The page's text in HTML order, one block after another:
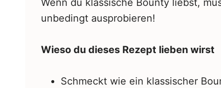
unbedingt ausprobieren!
Wieso du dieses Rezept lieben wirst
Schmeckt wie ein klassischer